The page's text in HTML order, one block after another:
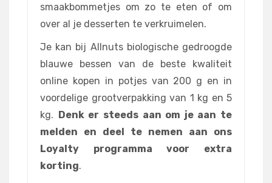
smaakbommetjes om zo te eten of om
over al je desserten te verkruimelen.
Je kan bij Allnuts biologische gedroogde
blauwe bessen van de beste kwaliteit
online kopen in potjes van 200 g en in
voordelige grootverpakking van 1 kg en 5
kg. Denk er steeds aan om je aan te
melden en deel te nemen aan ons
Loyalty programma voor extra
korting.